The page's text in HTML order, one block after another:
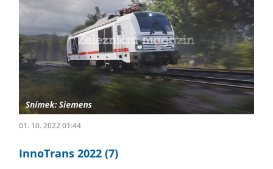
01. 10. 2022 01:44
InnoTrans 2022 (7)